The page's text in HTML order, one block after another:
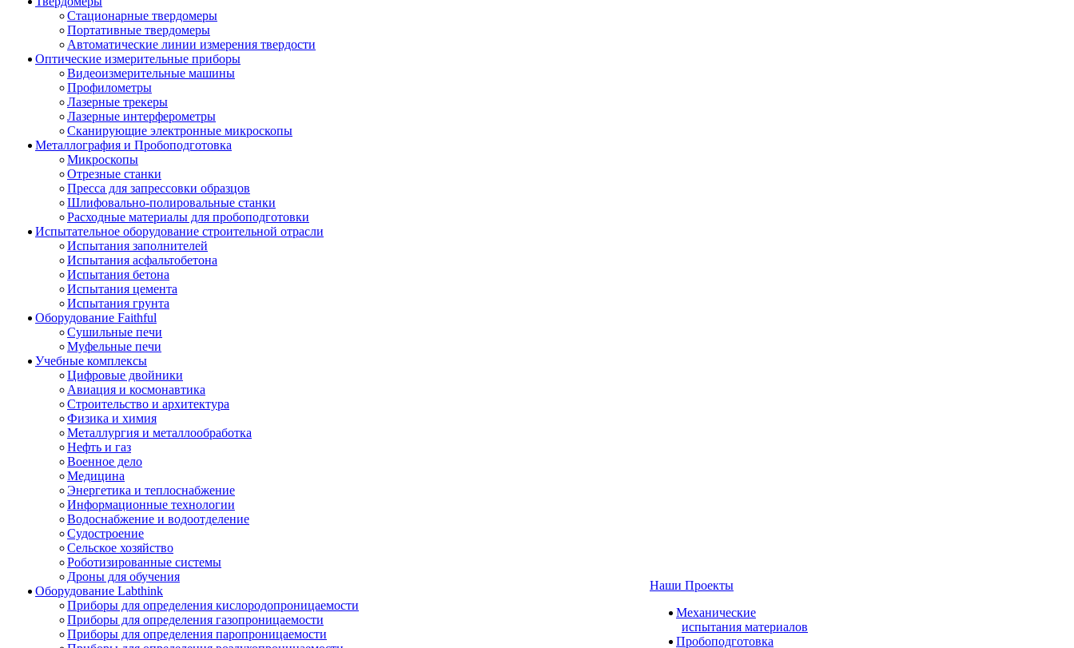
Стационарные твердомеры
Портативные твердомеры
Автоматические линии измерения твердости
Оптические измерительные приборы
Видеоизмерительные машины
Профилометры
Лазерные трекеры
Лазерные интерферометры
Сканирующие электронные микроскопы
Металлография и Пробоподготовка
Микроскопы
Отрезные станки
Пресса для запрессовки образцов
Шлифовально-полировальные станки
Расходные материалы для пробоподготовки
Испытательное оборудование строительной отрасли
Испытания заполнителей
Испытания асфальтобетона
Испытания бетона
Испытания цемента
Испытания грунта
Оборудование Faithful
Сушильные печи
Муфельные печи
Учебные комплексы
Цифровые двойники
Авиация и космонавтика
Строительство и архитектура
Физика и химия
Металлургия и металлообработка
Нефть и газ
Военное дело
Медицина
Энергетика и теплоснабжение
Информационные технологии
Водоснабжение и водоотделение
Судостроение
Сельское хозяйство
Роботизированные системы
Дроны для обучения
Оборудование Labthink
Приборы для определения кислородопроницаемости
Приборы для определения газопроницаемости
Приборы для определения паропроницаемости
Наши Проекты
Механические
испытания материалов
Пробоподготовка